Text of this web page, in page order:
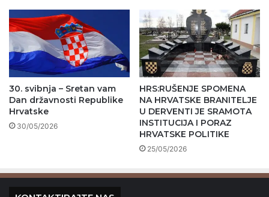
30. svibnja – Sretan vam
Dan državnosti Republike
Hrvatske
30/05/2026
HRS:RUŠENJE SPOMENA
NA HRVATSKE BRANITELJE
U DERVENTI JE SRAMOTA
INSTITUCIJA I PORAZ
HRVATSKE POLITIKE
25/05/2026